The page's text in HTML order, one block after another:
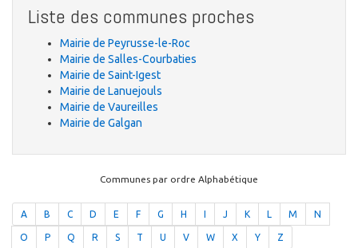
Liste des communes proches
Mairie de Peyrusse-le-Roc
Mairie de Salles-Courbaties
Mairie de Saint-Igest
Mairie de Lanuejouls
Mairie de Vaureilles
Mairie de Galgan
Communes par ordre Alphabétique
A B C D E F G H J K L M N
O P Q R S T U V W X Y Z